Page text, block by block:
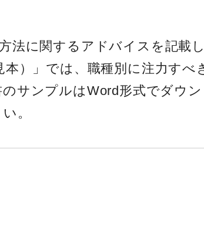
法に関するアドバイスを記載
）」では、職種別に注力すべ
サンプルはWord形式でダウ
。